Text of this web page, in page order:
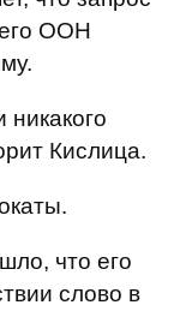
ООН
Кислица.
что его
слово в